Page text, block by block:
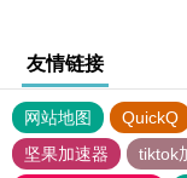
友情链接
网站地图 QuickQ
坚果加速器
tiktok